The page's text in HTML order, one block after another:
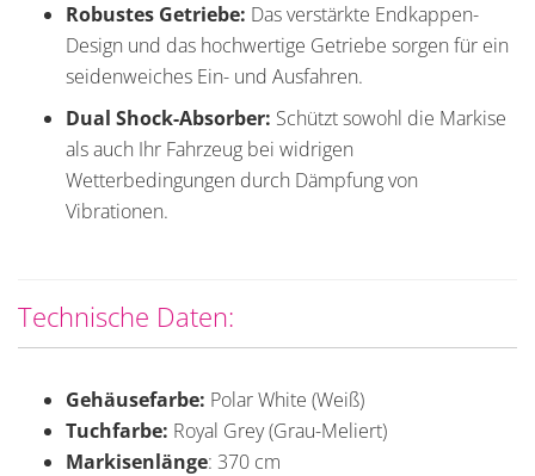
Robustes Getriebe: Das verstärkte Endkappen-
Design und das hochwertige Getriebe sorgen für ein
seidenweiches Ein- und Ausfahren.
Dual Shock-Absorber: Schützt sowohl die Markise
als auch Ihr Fahrzeug bei widrigen
Wetterbedingungen durch Dämpfung von
Vibrationen.
Technische Daten:
Gehäusefarbe: Polar White (Weiß)
Tuchfarbe: Royal Grey (Grau-Meliert)
Markisenlänge: 370 cm